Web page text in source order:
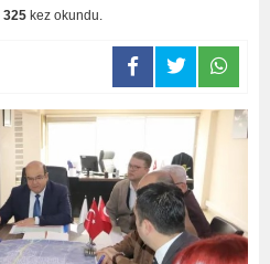
325 kez okundu.